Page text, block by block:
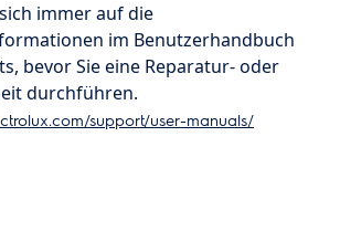
immer auf die
im Benutzerhandbuch
bevor Sie eine Reparatur- oder
durchführen.
support/user-manuals/